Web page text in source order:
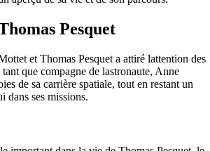
Pesquet
et Thomas Pesquet a attiré lattention des
que compagne de lastronaute, Anne
de sa carrière spatiale, tout en restant un
dans ses missions.